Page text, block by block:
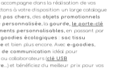
accompagne dans la réalisation de vos
à votre disposition un large catalogue
pas chers , des objets promotionnels
personnalisée , la gourde, le porte-clé
personnalisables, en passant par
goodies écologiques : sac tissu
et bien plus encore. Avec e-goodies ,
de communication idéal pour
collaborateurs (clé USB
…) et bénéficiez du meilleur prix pour vos